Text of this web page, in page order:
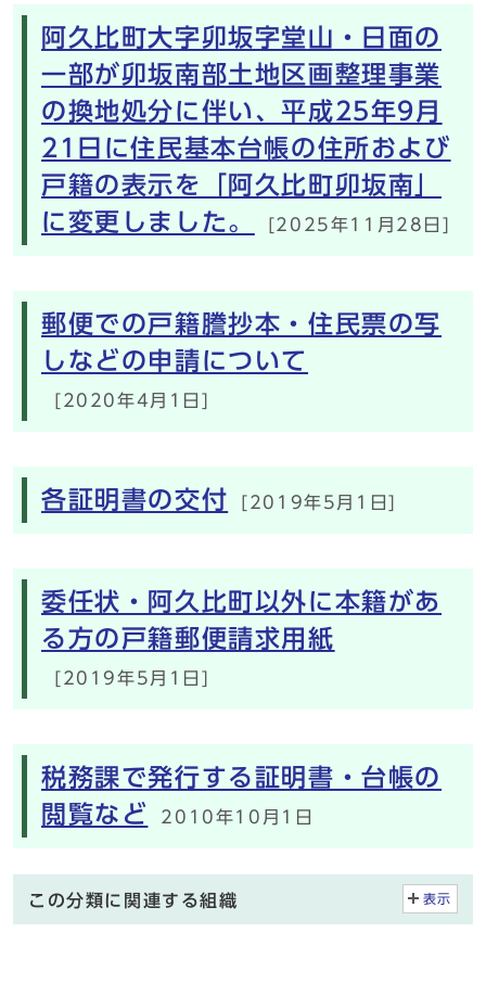
阿久比町大字卯坂字堂山・日面の
一部が卯坂南部土地区画整理事業
の換地処分に伴い、平成25年9月
21日に住民基本台帳の住所および
戸籍の表示を「阿久比町卯坂南」
に変更しました。
[2025年11月28日]
郵便での戸籍謄抄本・住民票の写
しなどの申請について
[2020年4月1日]
各証明書の交付 [2019年5月1日]
委任状・阿久比町以外に本籍があ
る方の戸籍郵便請求用紙
[2019年5月1日]
税務課で発行する証明書・台帳の
閲覧など
2010年10月1日
この分類に関連する組織 表示